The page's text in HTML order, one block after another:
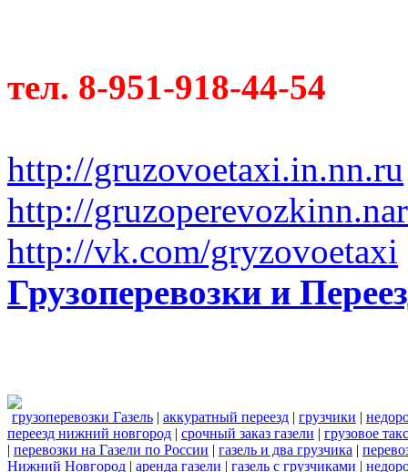
тел. 8-951-918-44-54
http://gruzovoetaxi.in.nn.ru
http://
http://vk.com/gryzovoetaxi
Грузоперевозки и
грузоперевозки Газель | аккуратный переезд | грузчики |
переезд нижний новгород | срочный заказ газели | грузовое
| перевозки на Газели по России | газель и два грузчика |
Нижний Новгород | аренда газели | газель с грузчиками |